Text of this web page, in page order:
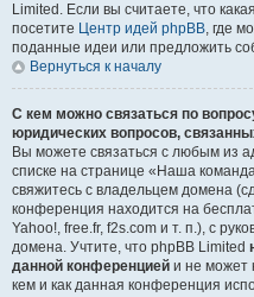
Limited. Если вы считаете, что
посетите Центр идей phpBB, где
поданные идеи или предложить
Вернуться к началу
С кем можно связаться по
юридических вопросов,
Вы можете связаться с любым из
списке на странице «Наша
свяжитесь с владельцем домена
конференция находится на
Yahoo!, free.fr, f2s.com и т. п.), с
домена. Учтите, что phpBB Limited
данной конференцией и не может
кем и как данная конференция